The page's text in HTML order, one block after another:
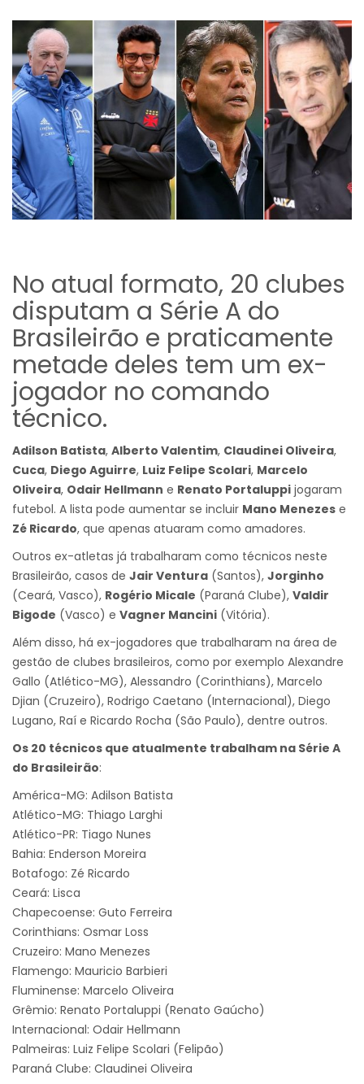
No atual formato, 20 clubes
disputam a Série A do
Brasileirão e praticamente
metade deles tem um ex-
jogador no comando
técnico.
Adilson Batista, Alberto Valentim, Claudinei Oliveira,
Cuca, Diego Aguirre, Luiz Felipe Scolari, Marcelo
Oliveira, Odair Hellmann e Renato Portaluppi jogaram
futebol. A lista pode aumentar se incluir Mano Menezes e
Zé Ricardo, que apenas atuaram como amadores.
Outros ex-atletas já trabalharam como técnicos neste
Brasileirão, casos de Jair Ventura (Santos), Jorginho
(Ceará, Vasco), Rogério Micale (Paraná Clube), Valdir
Bigode (Vasco) e Vagner Mancini (Vitória).
Além disso, há ex-jogadores que trabalharam na área de
gestão de clubes brasileiros, como por exemplo Alexandre
Gallo (Atlético-MG), Alessandro (Corinthians), Marcelo
Djian (Cruzeiro), Rodrigo Caetano (Internacional), Diego
Lugano, Raí e Ricardo Rocha (São Paulo), dentre outros.
Os 20 técnicos que atualmente trabalham na Série A
do Brasileirão:
América-MG: Adilson Batista
Atlético-MG: Thiago Larghi
Atlético-PR: Tiago Nunes
Bahia: Enderson Moreira
Botafogo: Zé Ricardo
Ceará: Lisca
Chapecoense: Guto Ferreira
Corinthians: Osmar Loss
Cruzeiro: Mano Menezes
Flamengo: Mauricio Barbieri
Fluminense: Marcelo Oliveira
Grêmio: Renato Portaluppi (Renato Gaúcho)
Internacional: Odair Hellmann
Palmeiras: Luiz Felipe Scolari (Felipão)
Paraná Clube: Claudinei Oliveira